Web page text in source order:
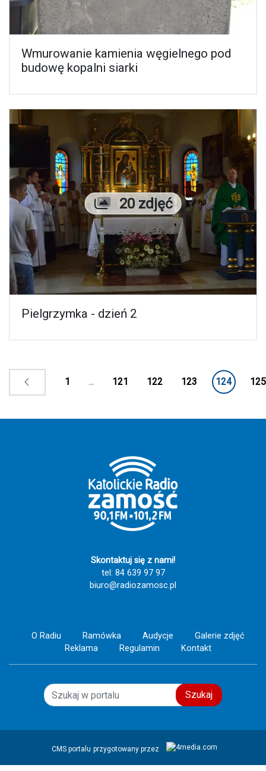
Wmurowanie kamienia węgielnego pod
budowę kopalni siarki
Liczba zdjęć
20 zdjęć
Pielgrzymka - dzień 2
1 ... 121 122 123 124 125
Skontaktuj się z nami!
tel: 84 639 97 97
biuro@radiozamosc.pl
O Radiu Ramówka Audycje
Galerie zdjęć
Reklama
Regulamin Kontakt
Szukaj
CMS portalu przygotowany przez